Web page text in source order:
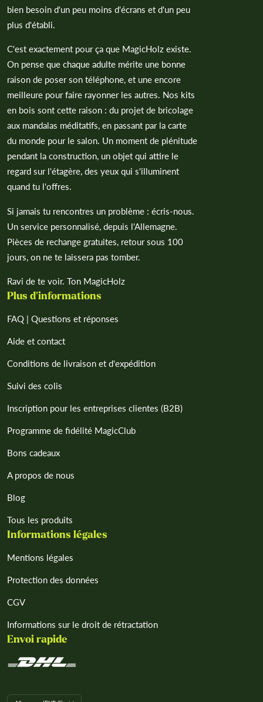
bien besoin d'un peu moins d'écrans et d'un peu
plus d'établi.
C'est exactement pour ça que MagicHolz existe.
On pense que chaque adulte mérite une bonne
raison de poser son téléphone, et une encore
meilleure pour faire rayonner les autres. Nos kits
en bois sont cette raison : du projet de bricolage
aux mandalas méditatifs, en passant par la carte
du monde pour le salon. Un moment de plénitude
pendant la construction, un objet qui attire le
regard sur l'étagère, des yeux qui s'illuminent
quand tu l'offres.
Si jamais tu rencontres un problème : écris-nous.
Un service personnalisé, depuis l'Allemagne.
Pièces de rechange gratuites, retour sous 100
jours, on ne te laissera pas tomber.
Ravi de te voir. Ton MagicHolz
Plus d'informations
FAQ | Questions et réponses
Aide et contact
Conditions de livraison et d'expédition
Suivi des colis
Inscription pour les entreprises clientes (B2B)
Programme de fidélité MagicClub
Bons cadeaux
A propos de nous
Blog
Tous les produits
Informations légales
Mentions légales
Protection des données
CGV
Informations sur le droit de rétractation
Envoi rapide
L